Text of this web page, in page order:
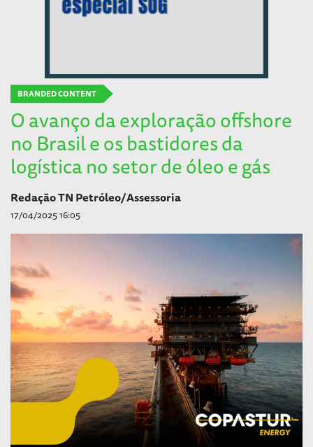
BRANDED CONTENT
O avanço da exploração offshore
no Brasil e os bastidores da
logística no setor de óleo e gás
Redação TN Petróleo/Assessoria
17/04/2025 16:05